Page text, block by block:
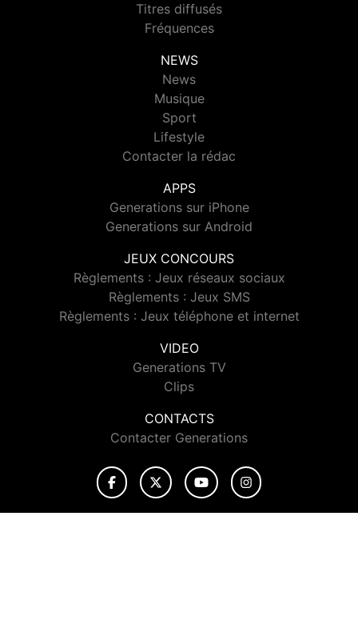
Titres diffusés
Fréquences
NEWS
News
Musique
Sport
Lifestyle
Contacter la rédac
APPS
Generations sur iPhone
Generations sur Android
JEUX CONCOURS
Règlements : Jeux réseaux sociaux
Règlements : Jeux SMS
Règlements : Jeux téléphone et internet
VIDEO
Generations TV
Clips
CONTACTS
Contacter Generations